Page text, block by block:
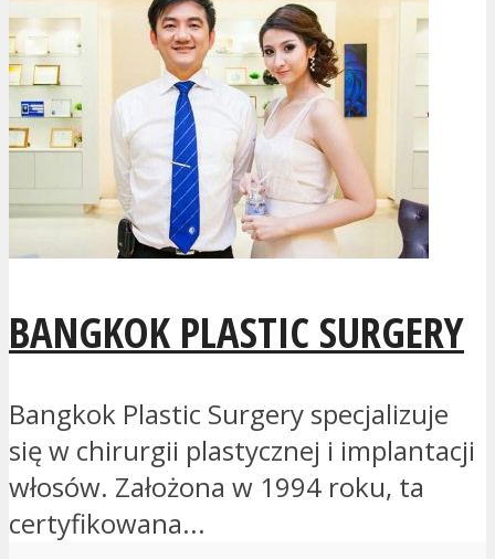
BANGKOK PLASTIC SURGERY
Bangkok Plastic Surgery specjalizuje
się w chirurgii plastycznej i implantacji
włosów. Założona w 1994 roku, ta
certyfikowana...